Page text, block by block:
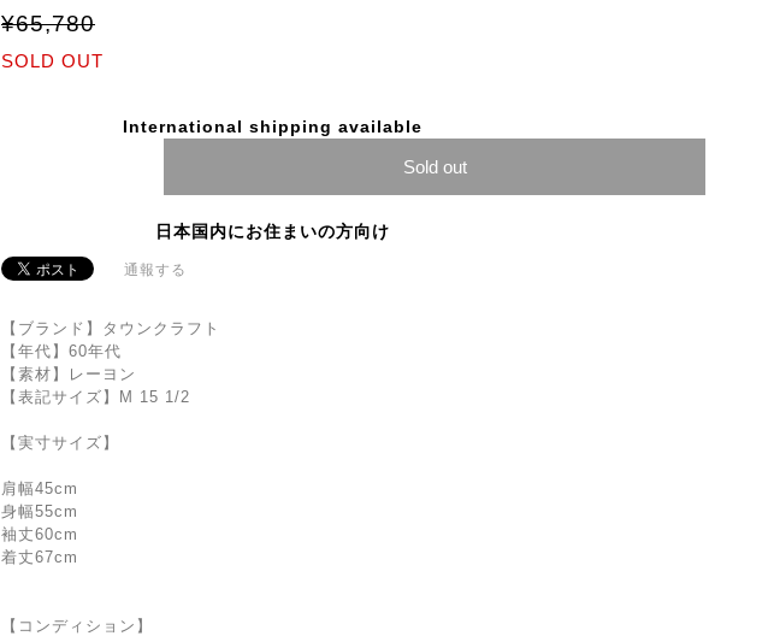
¥65,780
SOLD OUT
International shipping available
Sold out
日本国内にお住まいの方向け
通報する
【ブランド】タウンクラフト
【年代】60年代
【素材】レーヨン
【表記サイズ】M 15 1/2
【実寸サイズ】
肩幅45cm
身幅55cm
袖丈60cm
着丈67cm
【コンディション】